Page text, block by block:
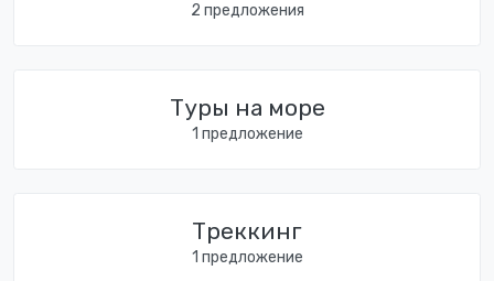
2 предложения
Туры на море
1 предложение
Треккинг
1 предложение